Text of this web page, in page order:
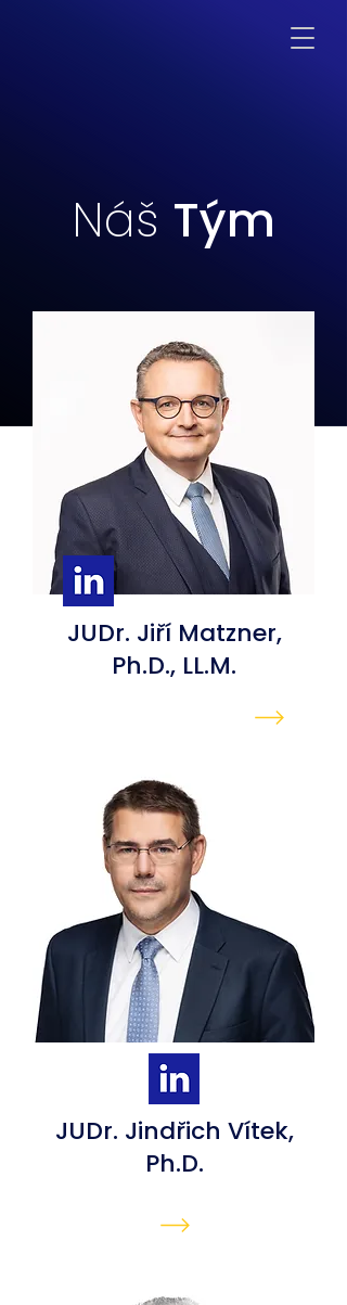
Náš Tým
JUDr. Jiří Matzner,
Ph.D., LL.M.
JUDr. Jindřich Vítek,
Ph.D.